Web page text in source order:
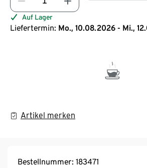
Auf Lager
Liefertermin: Mo., 10.08.2026 - Mi.,
Artikel merken
Bestellnummer: 183471